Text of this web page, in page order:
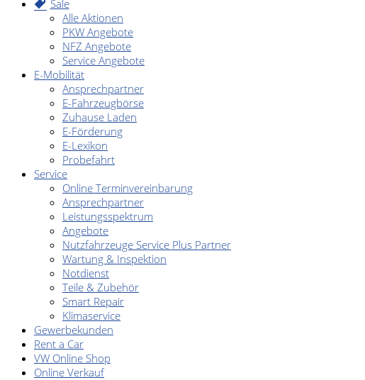
Sale
Alle Aktionen
PKW Angebote
NFZ Angebote
Service Angebote
E-Mobilität
Ansprechpartner
E-Fahrzeugbörse
Zuhause Laden
E-Förderung
E-Lexikon
Probefahrt
Service
Online Terminvereinbarung
Ansprechpartner
Leistungsspektrum
Angebote
Nutzfahrzeuge Service Plus Partner
Wartung & Inspektion
Notdienst
Teile & Zubehör
Smart Repair
Klimaservice
Gewerbekunden
Rent a Car
VW Online Shop
Online Verkauf